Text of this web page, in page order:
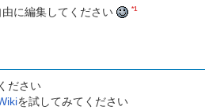
に編集してください
*1
ださい
を試してみてください